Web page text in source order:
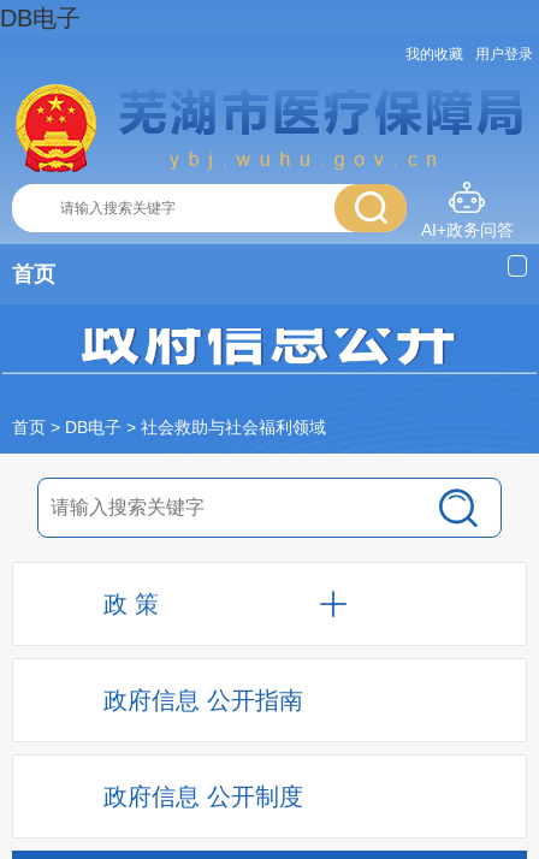
DB电子
我的收藏 用户登录
AI+政务问答
首页
首页 > DB电子 > 社会救助与社会福利领域
政 策
政府信息 公开指南
政府信息 公开制度